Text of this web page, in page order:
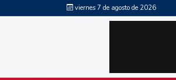
viernes 7 de agosto de 2026